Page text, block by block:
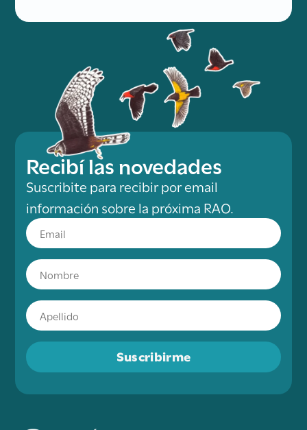
Recibí las novedades
Suscribite para recibir por email
información sobre la próxima RAO.
Suscribirme